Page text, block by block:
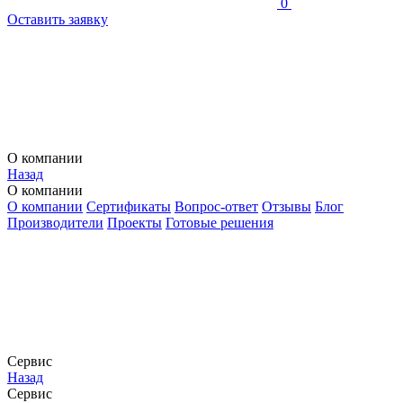
0
Оставить заявку
О компании
Назад
О компании
О компании Сертификаты Вопрос-ответ Отзывы Блог
Производители Проекты Готовые решения
Сервис
Назад
Сервис